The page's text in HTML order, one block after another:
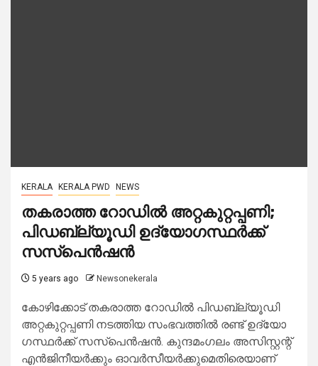
KERALA KERALA PWD NEWS
തകരാത്ത റോഡിൽ അറ്റകുറ്റപ്പണി;
പിഡബ്ല്യൂഡി ഉദ്യോ​ഗസ്ഥർക്ക്
സസ്പെൻഷൻ
5 years ago Newsonekerala
കോഴിക്കോട് തകരാത്ത റോഡിൽ പിഡബ്ല്യൂഡി
അറ്റകുറ്റപ്പണി നടത്തിയ സംഭവത്തിൽ രണ്ട് ഉദ്യോ​
ഗസ്ഥർക്ക് സസ്പെൻഷൻ. കുന്ദമംഗലം അസിസ്റ്റന്റ്
എൻജിനീയർക്കും ഓവർസീയർക്കുമെതിരെയാണ്